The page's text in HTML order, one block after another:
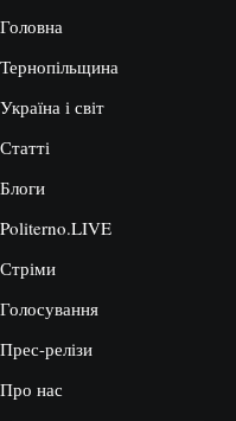
Головна
Тернопільщина
Україна і світ
Статті
Блоги
Politerno.LIVE
Стріми
Голосування
Прес-релізи
Про нас